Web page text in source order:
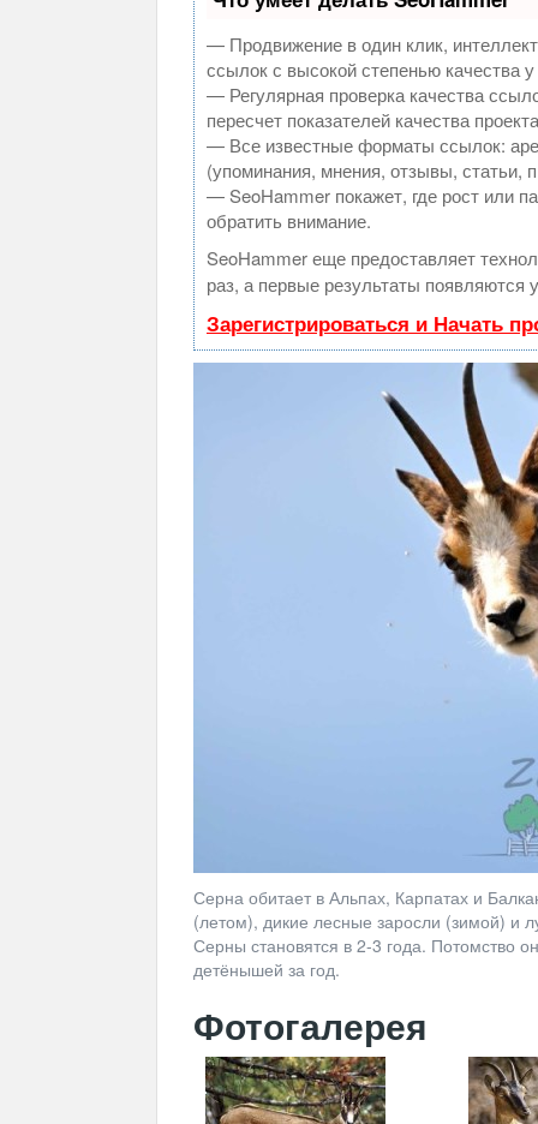
— Продвижение в один клик,
ссылок с высокой степенью качества
— Регулярная проверка качества
пересчет показателей качества
— Все известные форматы ссылок:
(упоминания, мнения, отзывы, статьи,
— SeoHammer покажет, где рост или
обратить внимание.
SeoHammer еще предоставляет
раз, а первые результаты появляются
Зарегистрироваться и Начать
Серна обитает в Альпах, Карпатах и
(летом), дикие лесные заросли (зимой) и
Серны становятся в 2-3 года. Потомство
детёнышей за год.
Фотогалерея